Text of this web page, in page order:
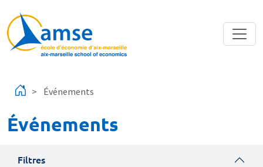
Événements
Événements
Filtres